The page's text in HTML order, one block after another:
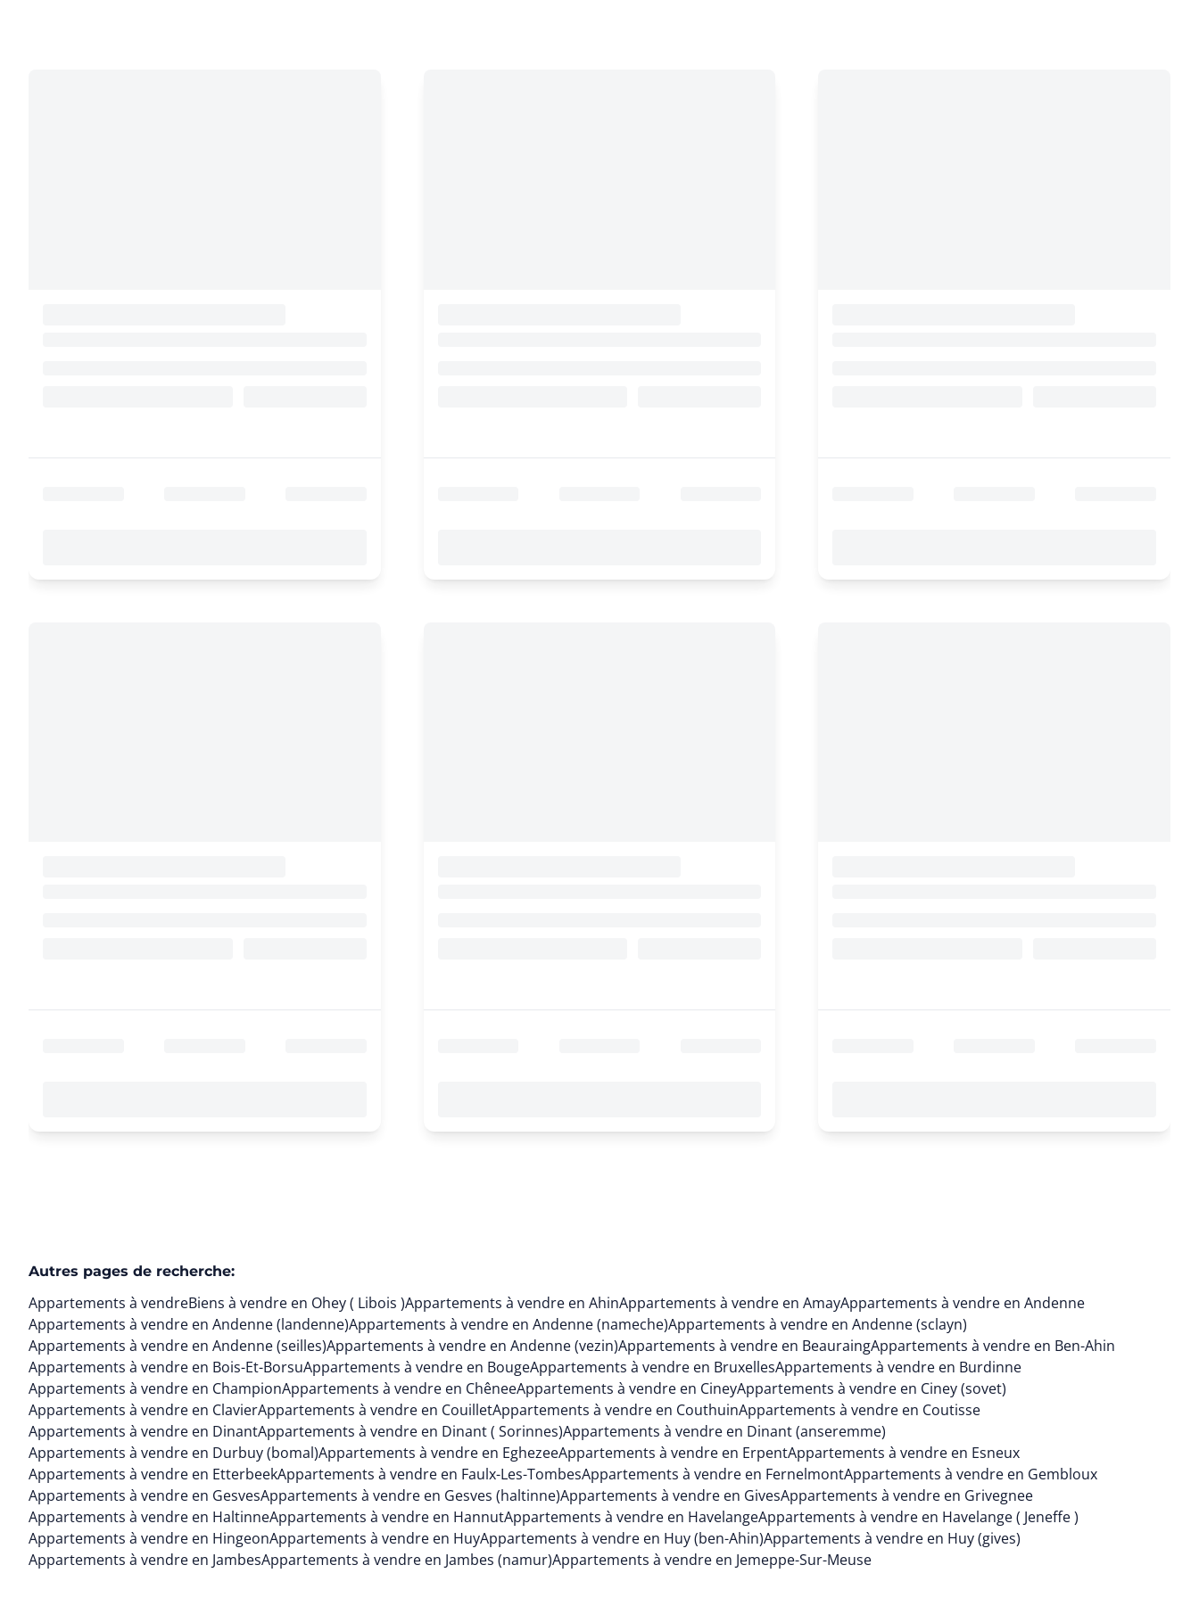
Autres pages de recherche:
Appartements à vendreBiens à vendre en Ohey ( Libois )Appartements à vendre en AhinAppartements à vendre en AmayAppartements à vendre en Andenne
Appartements à vendre en Andenne (landenne)Appartements à vendre en Andenne (nameche)Appartements à vendre en Andenne (sclayn)
Appartements à vendre en Andenne (seilles)Appartements à vendre en Andenne (vezin)Appartements à vendre en BeauraingAppartements à vendre en Ben-Ahin
Appartements à vendre en Bois-Et-BorsuAppartements à vendre en BougeAppartements à vendre en BruxellesAppartements à vendre en Burdinne
Appartements à vendre en ChampionAppartements à vendre en ChêneeAppartements à vendre en CineyAppartements à vendre en Ciney (sovet)
Appartements à vendre en ClavierAppartements à vendre en CouilletAppartements à vendre en CouthuinAppartements à vendre en Coutisse
Appartements à vendre en DinantAppartements à vendre en Dinant ( Sorinnes)Appartements à vendre en Dinant (anseremme)
Appartements à vendre en Durbuy (bomal)Appartements à vendre en EghezeeAppartements à vendre en ErpentAppartements à vendre en Esneux
Appartements à vendre en EtterbeekAppartements à vendre en Faulx-Les-TombesAppartements à vendre en FernelmontAppartements à vendre en Gembloux
Appartements à vendre en GesvesAppartements à vendre en Gesves (haltinne)Appartements à vendre en GivesAppartements à vendre en Grivegnee
Appartements à vendre en HaltinneAppartements à vendre en HannutAppartements à vendre en HavelangeAppartements à vendre en Havelange ( Jeneffe )
Appartements à vendre en HingeonAppartements à vendre en HuyAppartements à vendre en Huy (ben-Ahin)Appartements à vendre en Huy (gives)
Appartements à vendre en JambesAppartements à vendre en Jambes (namur)Appartements à vendre en Jemeppe-Sur-Meuse